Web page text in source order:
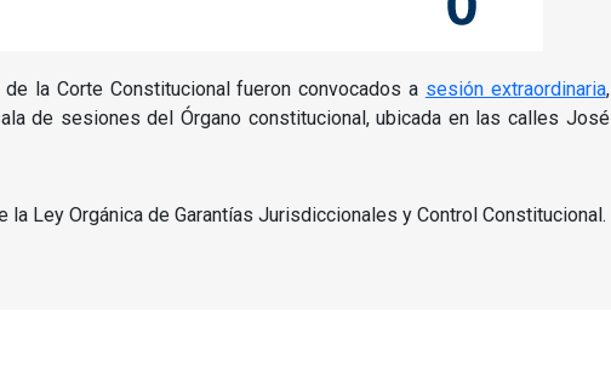
la Corte Constitucional fueron convocados a sesión extraordinaria,
de sesiones del Órgano constitucional, ubicada en las calles José
Ley Orgánica de Garantías Jurisdiccionales y Control Constitucional.